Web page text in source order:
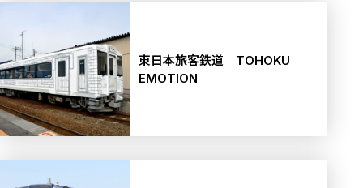
東日本旅客鉄道 TOHOKU
EMOTION